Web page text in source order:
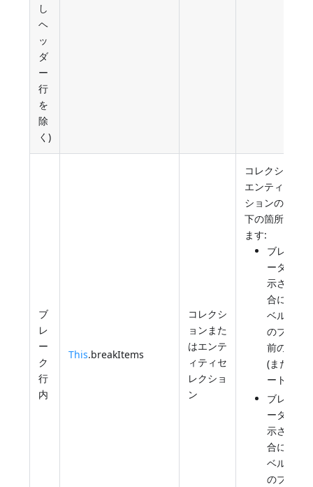
し
ヘ
ッ
ダ
ー
行
を
除
く)
ブ
レ
ー
ク
行
内
This.breakItems
コレクシ
ョンまた
はエンテ
ィティセ
レクショ
ン
コレクション
エンティティ
ションの項目
下の箇所に表
ます:
ブレーク
ータ行の
示されて
合には、
ベルのカ
のブレー
前のブレ
(または表
ート)との
ブレーク
ータ行の
示されて
合には、
ベルのカ
のブレー